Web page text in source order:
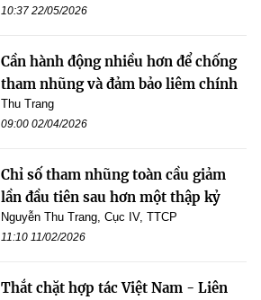
10:37 22/05/2026
Cần hành động nhiều hơn để chống
tham nhũng và đảm bảo liêm chính
Thu Trang
09:00 02/04/2026
Chỉ số tham nhũng toàn cầu giảm
lần đầu tiên sau hơn một thập kỷ
Nguyễn Thu Trang, Cục IV, TTCP
11:10 11/02/2026
Thắt chặt hợp tác Việt Nam - Liên